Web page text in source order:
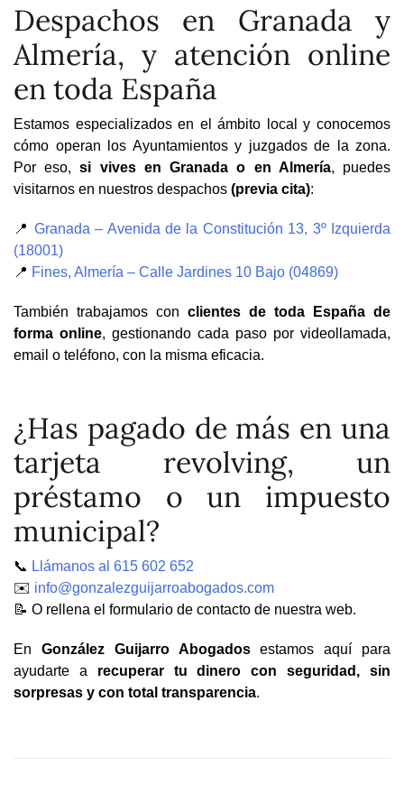
Despachos en Granada y
Almería, y atención online
en toda España
Estamos especializados en el ámbito local y conocemos
cómo operan los Ayuntamientos y juzgados de la zona.
Por eso,si vives en Granada o en Almería, puedes
visitarnos en nuestros despachos (previa cita):
📍 Granada – Avenida de la Constitución 13, 3º Izquierda
(18001)
📍 Fines, Almería – Calle Jardines 10 Bajo (04869)
También trabajamos con clientes de toda España de
forma online, gestionando cada paso por videollamada,
email o teléfono, con la misma eficacia.
¿Has pagado de más en una
tarjeta revolving, un
préstamo o un impuesto
municipal?
📞 Llámanos al 615 602 652
✉️ info@gonzalezguijarroabogados.com
📝 O rellena el formulario de contacto de nuestra web.
En González Guijarro Abogadosestamos aquí para
ayudarte a recuperar tu dinero con seguridad, sin
sorpresas y con total transparencia.